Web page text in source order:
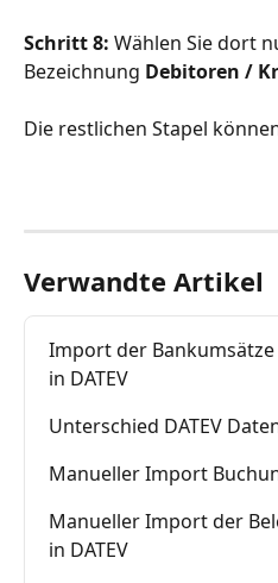
Schritt 8: Wählen Sie dort
Bezeichnung Debitoren /
Die restlichen Stapel
Verwandte Artikel
Import der
in DATEV
Unterschied DATEV
Manueller Import
Manueller Import der
in DATEV